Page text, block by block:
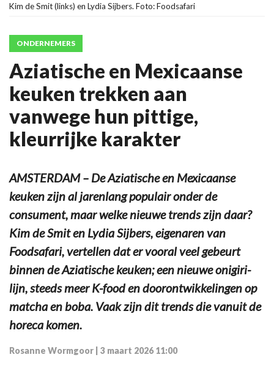
Kim de Smit (links) en Lydia Sijbers. Foto: Foodsafari
ONDERNEMERS
Aziatische en Mexicaanse
keuken trekken aan
vanwege hun pittige,
kleurrijke karakter
AMSTERDAM – De Aziatische en Mexicaanse
keuken zijn al jarenlang populair onder de
consument, maar welke nieuwe trends zijn daar?
Kim de Smit en Lydia Sijbers, eigenaren van
Foodsafari, vertellen dat er vooral veel gebeurt
binnen de Aziatische keuken; een nieuwe onigiri-
lijn, steeds meer K-food en doorontwikkelingen op
matcha en boba. Vaak zijn dit trends die vanuit de
horeca komen.
Rosanne Wormgoor 3 maart 2026 11:00